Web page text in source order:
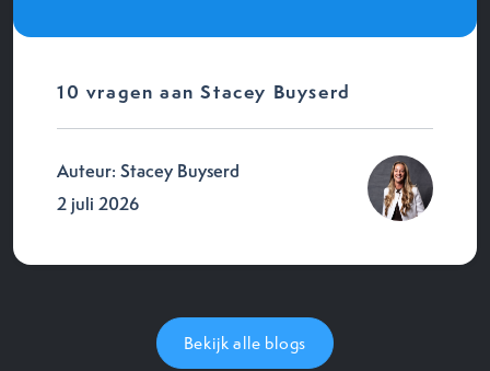
10 vragen aan Stacey Buyserd
Auteur: Stacey Buyserd
2 juli 2026
Bekijk alle blogs